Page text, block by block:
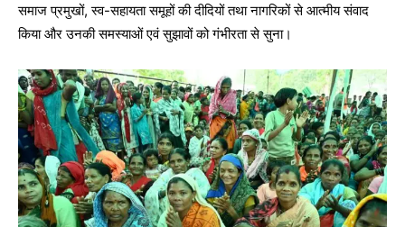
समाज प्रमुखों, स्व-सहायता समूहों की दीदियों तथा नागरिकों से आत्मीय संवाद
किया और उनकी समस्याओं एवं सुझावों को गंभीरता से सुना।